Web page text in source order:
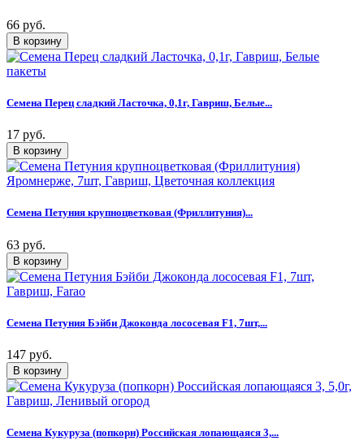
66 руб.
Семена Перец сладкий Ласточка, 0,1г, Гавриш, Белые...
17 руб.
Семена Петуния крупноцветковая (Фриллитуния)...
63 руб.
Семена Петуния Бэйби Джоконда лососевая F1, 7шт,...
147 руб.
Семена Кукуруза (попкорн) Российская лопающаяся 3,...